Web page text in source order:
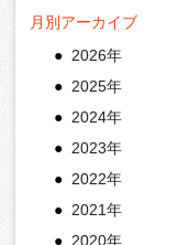
月別アーカイブ
2026年
2025年
2024年
2023年
2022年
2021年
2020年